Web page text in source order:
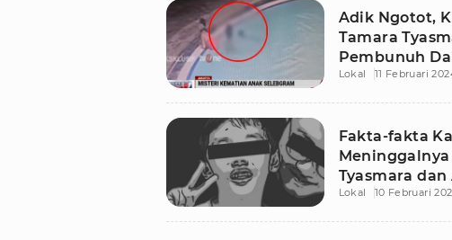
Adik Ngotot,
Tamara
Pembunuh
Lokal 11 Februari
Fakta-fakta
Tyasmara
Lokal 10 Februari